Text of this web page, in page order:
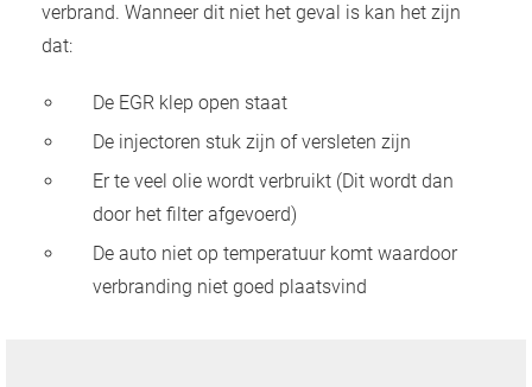
verbrand. Wanneer dit niet het geval is kan het zijn
dat:
De EGR klep open staat
De injectoren stuk zijn of versleten zijn
Er te veel olie wordt verbruikt (Dit wordt dan
door het filter afgevoerd)
De auto niet op temperatuur komt waardoor
verbranding niet goed plaatsvind